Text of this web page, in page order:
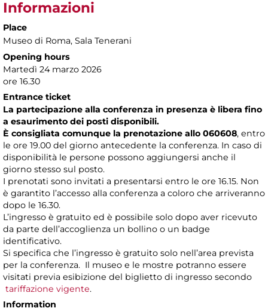
Informazioni
Place
Museo di Roma, Sala Tenerani
Opening hours
Martedì 24 marzo 2026
ore 16.30
Entrance ticket
La partecipazione alla conferenza in presenza è libera fino
a esaurimento dei posti disponibili.
È consigliata comunque la prenotazione allo 060608, entro
le ore 19.00 del giorno antecedente la conferenza. In caso di
disponibilità le persone possono aggiungersi anche il
giorno stesso sul posto.
I prenotati sono invitati a presentarsi entro le ore 16.15. Non
è garantito l’accesso alla conferenza a coloro che arriveranno
dopo le 16.30.
L’ingresso è gratuito ed è possibile solo dopo aver ricevuto
da parte dell’accoglienza un bollino o un badge
identificativo.
Si specifica che l’ingresso è gratuito solo nell’area prevista
per la conferenza. Il museo e le mostre potranno essere
visitati previa esibizione del biglietto di ingresso secondo
tariffazione vigente.
Information